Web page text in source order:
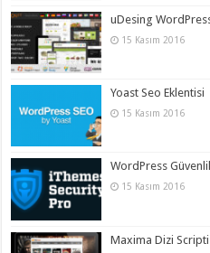
uDesing
15 Kasım 2016
Yoast Seo Eklentisi
15 Kasım 2016
WordPress
15 Kasım 2016
Maxima Dizi Scripti